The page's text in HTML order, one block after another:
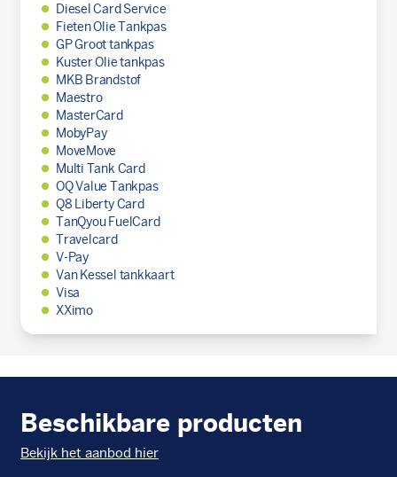
Diesel Card Service
Fieten Olie Tankpas
GP Groot tankpas
Kuster Olie tankpas
MKB Brandstof
Maestro
MasterCard
MobyPay
MoveMove
Multi Tank Card
OQ Value Tankpas
Q8 Liberty Card
TanQyou FuelCard
Travelcard
V-Pay
Van Kessel tankkaart
Visa
XXimo
Beschikbare producten
Bekijk het aanbod hier